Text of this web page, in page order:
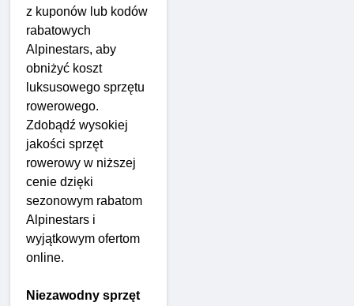
z kuponów lub kodów
rabatowych
Alpinestars, aby
obniżyć koszt
luksusowego sprzętu
rowerowego.
Zdobądź wysokiej
jakości sprzęt
rowerowy w niższej
cenie dzięki
sezonowym rabatom
Alpinestars i
wyjątkowym ofertom
online.
Niezawodny sprzęt